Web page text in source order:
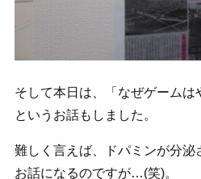
そして本日は、「なぜゲームは
というお話もしました。
難しく言えば、ドパミンが分
お話になるのですが…(笑)。